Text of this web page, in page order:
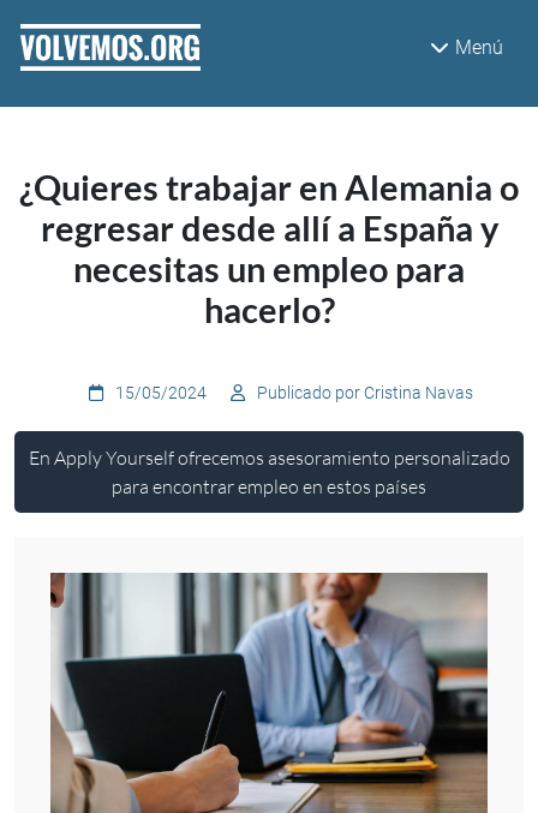
Menú
¿Quieres trabajar en Alemania o
regresar desde allí a España y
necesitas un empleo para
hacerlo?
15/05/2024 Publicado por Cristina Navas
En Apply Yourself ofrecemos asesoramiento personalizado
para encontrar empleo en estos países